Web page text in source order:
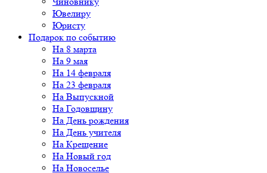
Ювелиру
Юристу
Подарок по событию
На 8 марта
На 9 мая
На 14 февраля
На 23 февраля
На Выпускной
На Годовщину
На День рождения
На День учителя
На Крещение
На Новый год
На Новоселье